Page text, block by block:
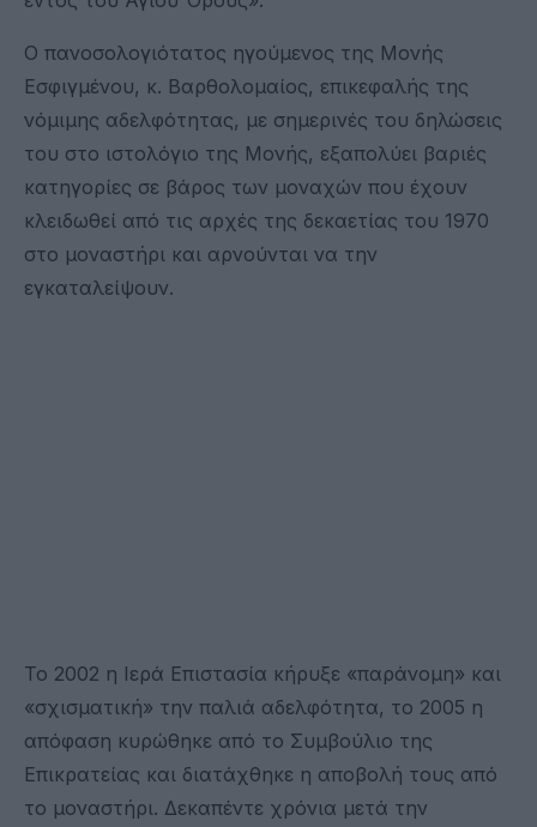
Ο πανοσολογιότατος ηγούμενος της Μονής
Εσφιγμένου, κ. Βαρθολομαίος, επικεφαλής της
νόμιμης αδελφότητας, με σημερινές του δηλώσεις
του στο ιστολόγιο της Μονής, εξαπολύει βαριές
κατηγορίες σε βάρος των μοναχών που έχουν
κλειδωθεί από τις αρχές της δεκαετίας του 1970
στο μοναστήρι και αρνούνται να την
εγκαταλείψουν.
Το 2002 η Ιερά Επιστασία κήρυξε «παράνομη» και
«σχισματική» την παλιά αδελφότητα, το 2005 η
απόφαση κυρώθηκε από το Συμβούλιο της
Επικρατείας και διατάχθηκε η αποβολή τους από
το μοναστήρι. Δεκαπέντε χρόνια μετά την